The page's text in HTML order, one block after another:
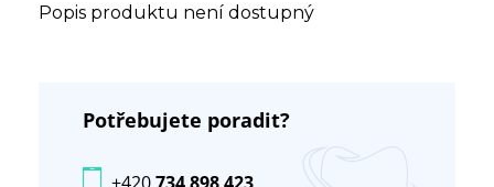
Popis produktu není dostupný
Potřebujete poradit?
+420734 898 423